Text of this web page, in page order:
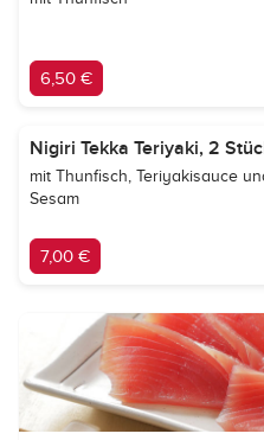
6,50 €
Nigiri Tekka Teriyaki, 2
mit Thunfisch, Teriyakisauce
Sesam
7,00 €